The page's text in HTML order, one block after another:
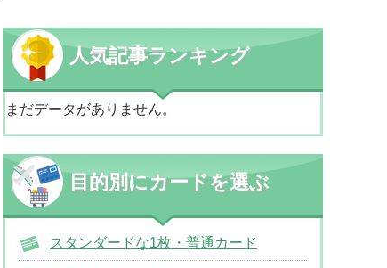
人気記事ランキング
まだデータがありません。
目的別にカードを選ぶ
スタンダードな1枚・普通カード